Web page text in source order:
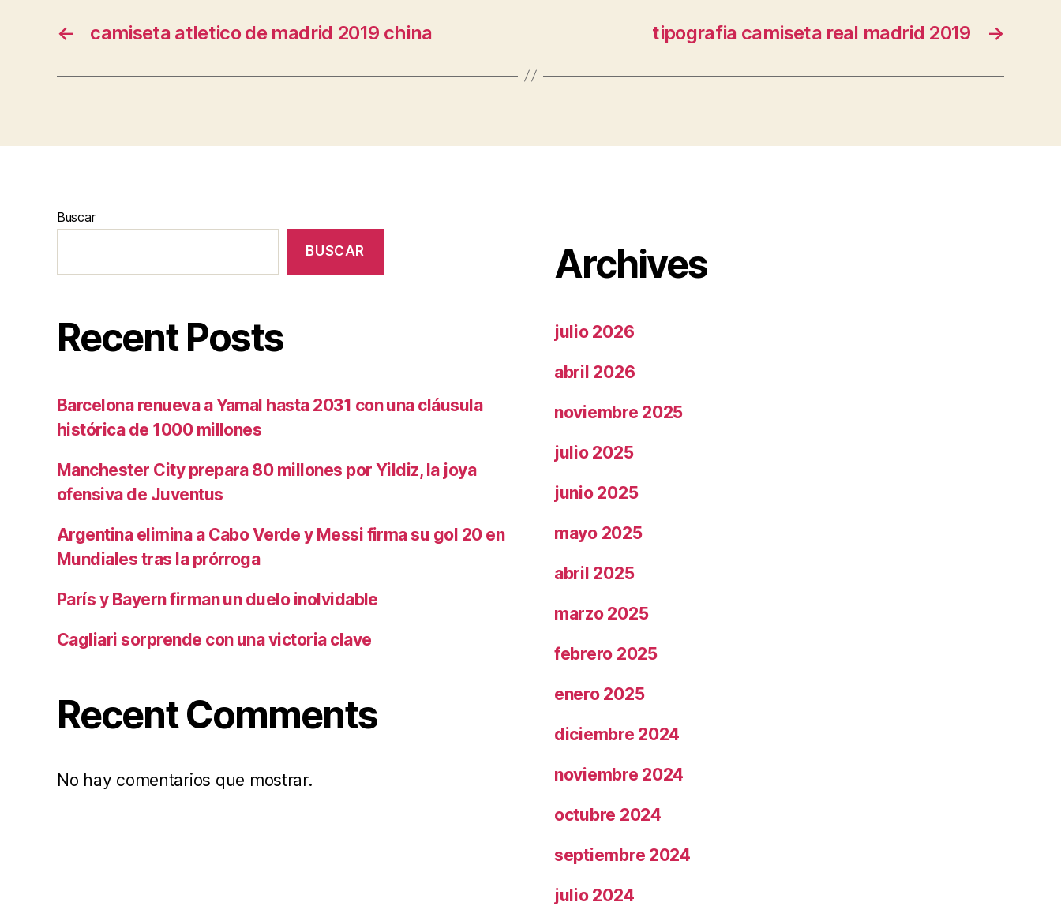
← camiseta atletico de madrid 2019 china →
tipografia camiseta real madrid 2019
Buscar
BUSCAR
Recent Posts
Barcelona renueva a Yamal hasta 2031 con una cláusula
histórica de 1000 millones
Manchester City prepara 80 millones por Yildiz, la joya
ofensiva de Juventus
Argentina elimina a Cabo Verde y Messi firma su gol 20 en
Mundiales tras la prórroga
París y Bayern firman un duelo inolvidable
Cagliari sorprende con una victoria clave
Recent Comments
No hay comentarios que mostrar.
Archives
julio 2026
abril 2026
noviembre 2025
julio 2025
junio 2025
mayo 2025
abril 2025
marzo 2025
febrero 2025
enero 2025
diciembre 2024
noviembre 2024
octubre 2024
septiembre 2024
julio 2024